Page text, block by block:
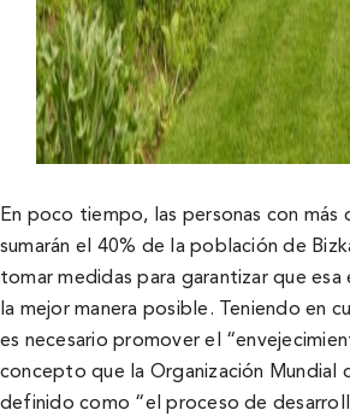
En poco tiempo, las personas con más
sumarán el 40% de la población de
tomar medidas para garantizar que
la mejor manera posible. Teniendo en
es necesario promover el
concepto que la Organización Mundial
definido como “el proceso de